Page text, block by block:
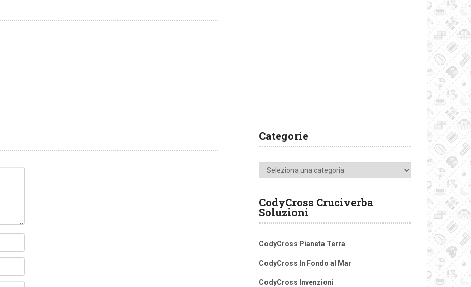
Categorie
Categorie
CodyCross Cruciverba
Soluzioni
CodyCross Pianeta Terra
CodyCross In Fondo al Mar
CodyCross Invenzioni